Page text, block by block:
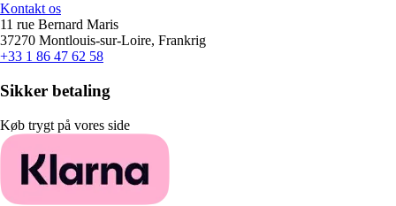
Kontakt os
11 rue Bernard Maris
37270 Montlouis-sur-Loire, Frankrig
+33 1 86 47 62 58
Sikker betaling
Køb trygt på vores side